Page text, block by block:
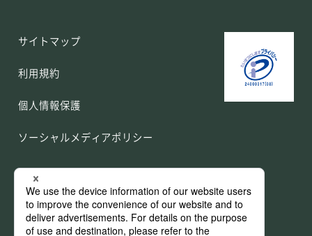
サイトマップ
利用規約
個人情報保護
ソーシャルメディアポリシー